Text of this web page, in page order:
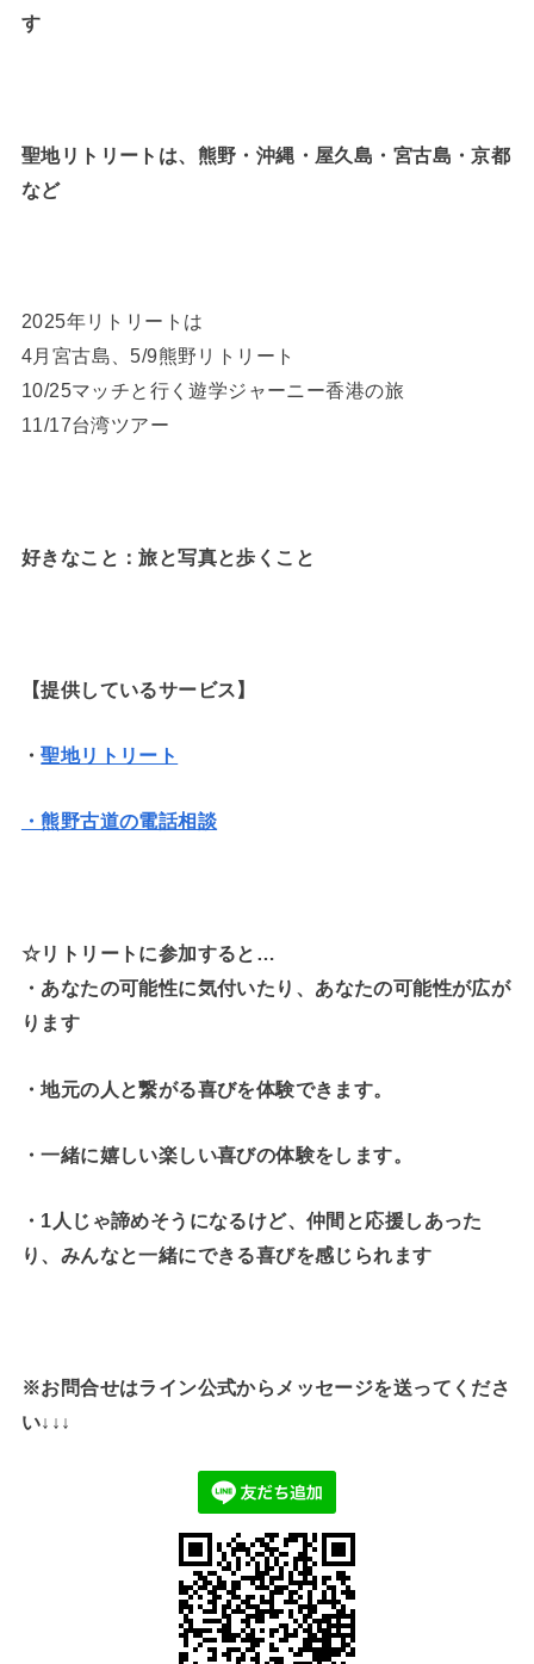
す
聖地リトリートは、熊野・沖縄・屋久島・宮古島・京都
など
2025年リトリートは
4月宮古島、5/9熊野リトリート
10/25マッチと行く遊学ジャーニー香港の旅
11/17台湾ツアー
好きなこと：旅と写真と歩くこと
【提供しているサービス】
・聖地リトリート
・熊野古道の電話相談
☆リトリートに参加すると…
・ あなたの可能性に気付いたり、あなたの可能性が広が
ります
・地元の人と繋がる喜びを体験できます。
・一緒に嬉しい楽しい喜びの体験をします。
・1人じゃ諦めそうになるけど、仲間と応援しあった
り、みんなと一緒にできる喜びを感じられます
※お問合せはライン公式からメッセージを送ってくださ
い↓↓↓